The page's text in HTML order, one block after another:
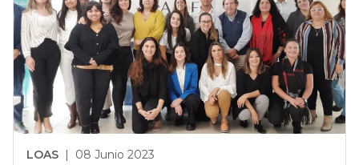
LOAS | 08 Junio 2023